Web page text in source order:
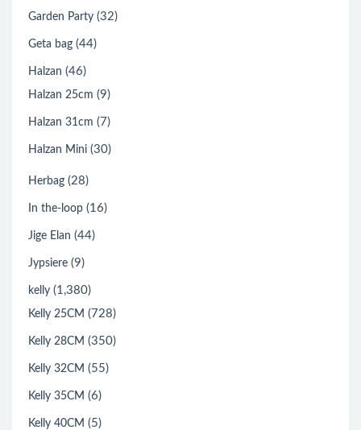
Garden Party (32)
Geta bag (44)
Halzan (46)
Halzan 25cm (9)
Halzan 31cm (7)
Halzan Mini (30)
Herbag (28)
In the-loop (16)
Jige Elan (44)
Jypsiere (9)
kelly (1,380)
Kelly 25CM (728)
Kelly 28CM (350)
Kelly 32CM (55)
Kelly 35CM (6)
Kelly 40CM (5)